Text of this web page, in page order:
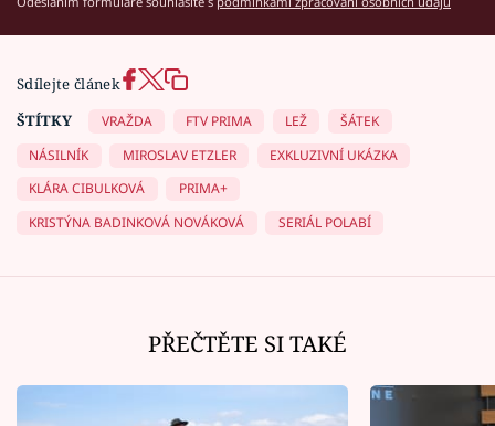
Sdílejte článek
ŠTÍTKY
VRAŽDA FTV PRIMA LEŽ
ŠÁTEK
NÁSILNÍK
MIROSLAV ETZLER
EXKLUZIVNÍ UKÁZKA
KLÁRA CIBULKOVÁ
PRIMA+
KRISTÝNA BADINKOVÁ NOVÁKOVÁ
SERIÁL POLABÍ
PŘEČTĚTE SI TAKÉ